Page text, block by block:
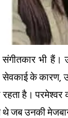
संगीतकार भी
के कारण,
है।
उनकी